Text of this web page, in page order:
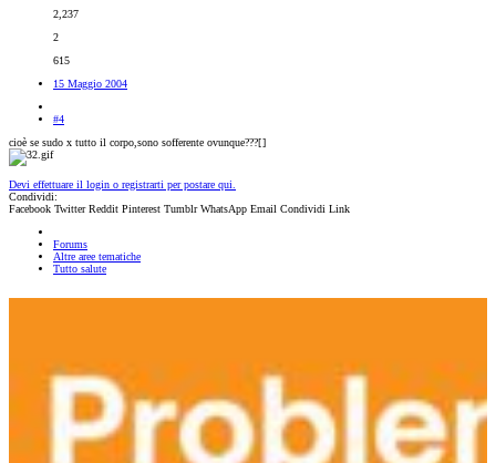
2,237
2
615
15 Maggio 2004
#4
cioè se sudo x tutto il corpo,sono sofferente ovunque???[]
Devi effettuare il login o registrarti per postare qui.
Condividi:
Facebook Twitter Reddit Pinterest Tumblr WhatsApp Email Condividi Link
Forums
Altre aree tematiche
Tutto salute